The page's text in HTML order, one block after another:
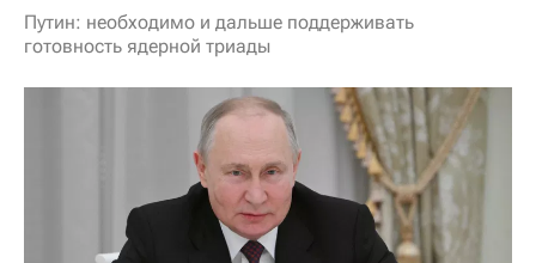
Путин: необходимо и дальше поддерживать
готовность ядерной триады